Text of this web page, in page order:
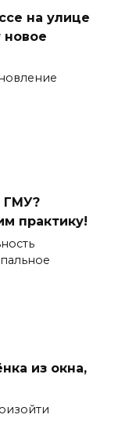
на улице
ГМУ?
практику!
из окна,